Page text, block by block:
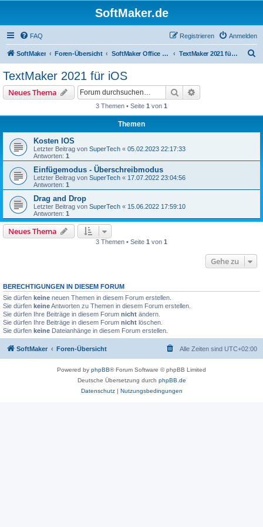
SoftMaker.de
FAQ Anmelden
Registrieren
SoftMaker Foren-Übersicht SoftMaker Office 2021 für iOS TextMaker 2021 für iOS
TextMaker 2021 für iOS
Neues Thema Suche
3 Themen • Seite 1 von 1
Themen
Kosten IOS
Letzter Beitrag von SuperTech « 05.02.2023 22:17:33
Antworten: 1
Einfügemodus - Überschreibmodus
Letzter Beitrag von SuperTech « 17.07.2022 23:04:56
Antworten: 1
Drag and Drop
Letzter Beitrag von SuperTech « 15.06.2022 17:59:10
Antworten: 1
Neues Thema
3 Themen • Seite 1 von 1
Gehe zu
BERECHTIGUNGEN IN DIESEM FORUM
Sie dürfen keine neuen Themen in diesem Forum erstellen.
Sie dürfen keineAntworten zu Themen in diesem Forum erstellen.
Sie dürfen Ihre Beiträge in diesem Forum nicht ändern.
Sie dürfen Ihre Beiträge in diesem Forum nicht löschen.
Sie dürfen keine Dateianhänge in diesem Forum erstellen.
SoftMaker Foren-Übersicht Alle Zeiten sind UTC+02:00
Powered by phpBB® Forum Software © phpBB Limited
Deutsche Übersetzung durch phpBB.de
Datenschutz| Nutzungsbedingungen